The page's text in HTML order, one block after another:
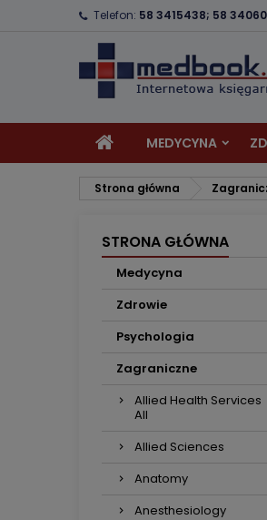
Telefon: 58 3415438; 58
MEDYCYNA
Strona główna
STRONA GŁÓWNA
Medycyna
Zdrowie
Psychologia
Zagraniczne
Allied Health Services
All
Allied Sciences
Anatomy
Anesthesiology